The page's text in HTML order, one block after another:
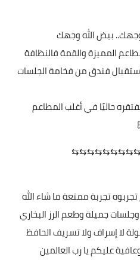
بيض الله وجهك
المميزة والقمة فالنظافة
فندق من فخامة الجلسات
حاليًا في أغلب المطاعم
تجربوه تجربة ممتعة ما شاء الله
جميلة وطعم الرز البخاري
لا إسراف ولا تسريف الحافظ
عليكم يا رب العالمين